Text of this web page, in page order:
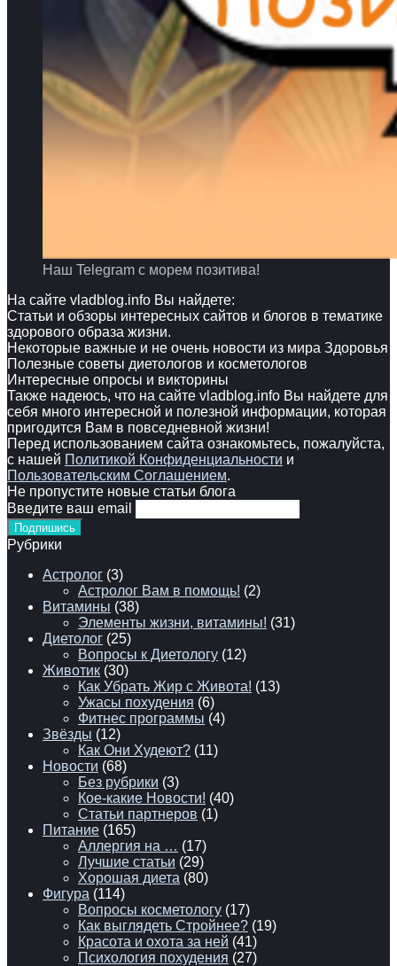
Наш Telegram с морем позитива!
На сайте vladblog.info Вы найдете:
Статьи и обзоры интересных сайтов и блогов в тематике
здорового образа жизни.
Некоторые важные и не очень новости из мира Здоровья
Полезные советы диетологов и косметологов
Интересные опросы и викторины
Также надеюсь, что на сайте vladblog.info Вы найдете для
себя много интересной и полезной информации, которая
пригодится Вам в повседневной жизни!
Перед использованием сайта ознакомьтесь, пожалуйста,
с нашей Политикой Конфиденциальности и
Пользовательским Соглашением.
Не пропустите новые статьи блога
Введите ваш email
Рубрики
Астролог (3)
Астролог Вам в помощь! (2)
Витамины (38)
Элементы жизни, витамины! (31)
Диетолог (25)
Вопросы к Диетологу (12)
Животик (30)
Как Убрать Жир с Живота! (13)
Ужасы похудения (6)
Фитнес программы (4)
Звёзды (12)
Как Они Худеют? (11)
Новости (68)
Без рубрики (3)
Кое-какие Новости! (40)
Статьи партнеров (1)
Питание (165)
Аллергия на … (17)
Лучшие статьи (29)
Хорошая диета (80)
Фигура (114)
Вопросы косметологу (17)
Как выглядеть Стройнее? (19)
Красота и охота за ней (41)
Психология похудения (27)